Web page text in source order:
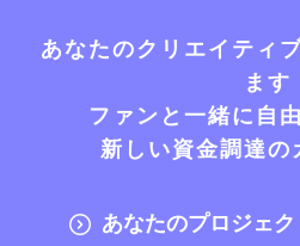
あなたのクリエイティ
ます
ファンと一緒に自
新しい資金調達の
あなたのプロジェ